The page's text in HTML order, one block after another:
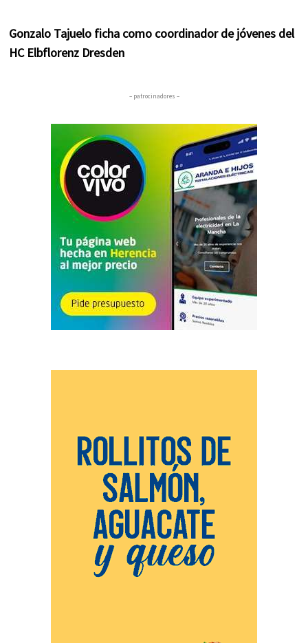
Gonzalo Tajuelo ficha como coordinador de jóvenes del
HC Elbflorenz Dresden
– patrocinadores –